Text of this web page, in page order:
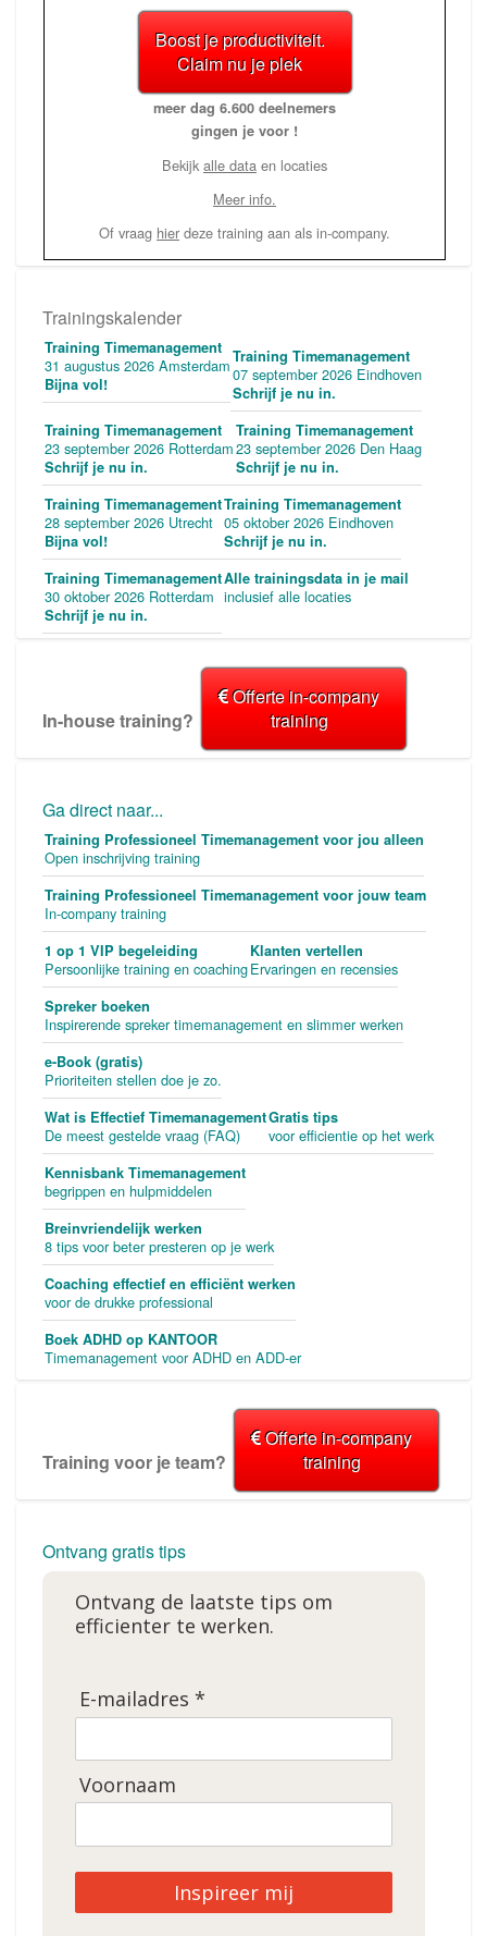
Boost je productiviteit.
Claim nu je plek
meer dag 6.600 deelnemers
gingen je voor !
Bekijk alle data en locaties
Meer info.
Of vraag hier deze training aan als in-company.
Trainingskalender
Training Timemanagement
31 augustus 2026 Amsterdam
Bijna vol!
Training Timemanagement
07 september 2026 Eindhoven
Schrijf je nu in.
Training Timemanagement
23 september 2026 Rotterdam
Schrijf je nu in.
Training Timemanagement
23 september 2026 Den Haag
Schrijf je nu in.
Training Timemanagement
28 september 2026 Utrecht
Bijna vol!
Training Timemanagement
05 oktober 2026 Eindhoven
Schrijf je nu in.
Training Timemanagement
30 oktober 2026 Rotterdam
Schrijf je nu in.
Alle trainingsdata in je mail
inclusief alle locaties
In-house training?
Offerte in-company
training
Ga direct naar...
Training Professioneel Timemanagement voor jou alleen
Open inschrijving training
Training Professioneel Timemanagement voor jouw team
In-company training
1 op 1 VIP begeleiding
Persoonlijke training en coaching
Klanten vertellen
Ervaringen en recensies
Spreker boeken
Inspirerende spreker timemanagement en slimmer werken
e-Book (gratis)
Prioriteiten stellen doe je zo.
Wat is Effectief Timemanagement
De meest gestelde vraag (FAQ)
Gratis tips
voor efficientie op het werk
Kennisbank Timemanagement
begrippen en hulpmiddelen
Breinvriendelijk werken
8 tips voor beter presteren op je werk
Coaching effectief en efficiënt werken
voor de drukke professional
Boek ADHD op KANTOOR
Timemanagement voor ADHD en ADD-er
Training voor je team?
Offerte in-company
training
Ontvang gratis tips
Ontvang de laatste tips om
efficienter te werken.
E-mailadres *
Voornaam
Inspireer mij